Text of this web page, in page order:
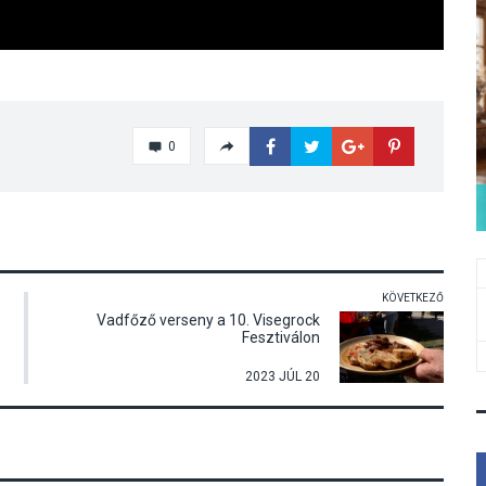
0
KÖVETKEZŐ
Vadfőző verseny a 10. Visegrock
Fesztiválon
2023 JÚL 20